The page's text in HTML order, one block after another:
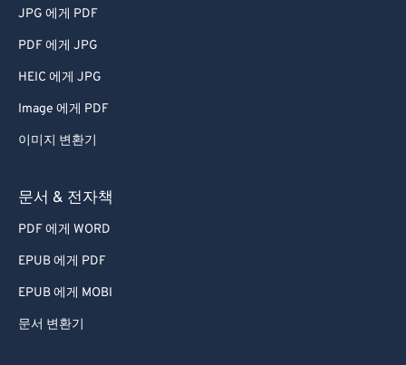
JPG 에게 PDF
PDF 에게 JPG
HEIC 에게 JPG
Image 에게 PDF
이미지 변환기
문서 & 전자책
PDF 에게 WORD
EPUB 에게 PDF
EPUB 에게 MOBI
문서 변환기